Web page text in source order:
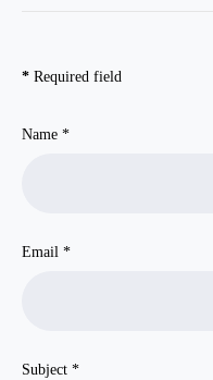
* Required field
Name *
Email *
Subject *